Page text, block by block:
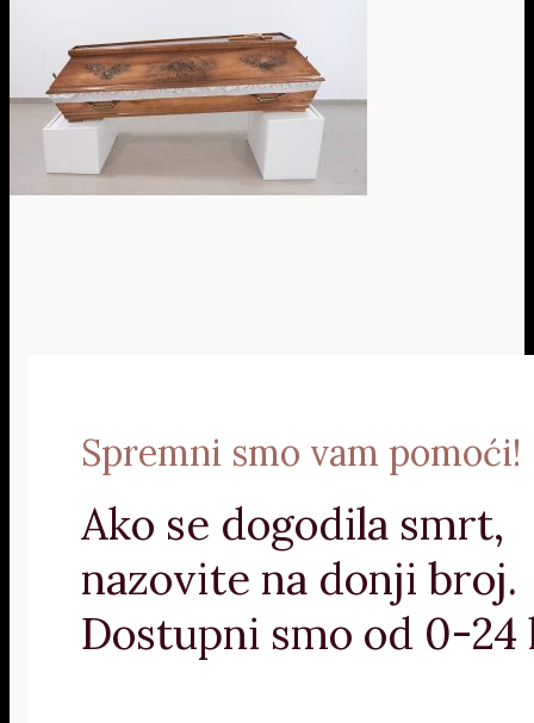
Spremni smo vam pomoći!
Ako se dogodila smrt,
nazovite na donji broj.
Dostupni smo od 0-24